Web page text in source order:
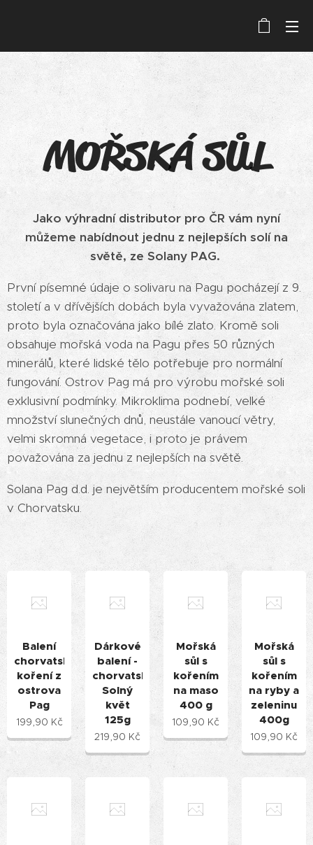
MOŘSKÁ SŮL
Jako výhradní distributor pro ČR vám nyní
můžeme nabídnout jednu z nejlepších solí na
světě, ze Solany PAG.
První písemné údaje o solivaru na Pagu pocházejí z 9.
století a v dřívějších dobách byla vyvažována zlatem,
proto byla označována jako bílé zlato. Kromě soli
obsahuje mořská voda na Pagu přes 50 různých
minerálů, které lidské tělo potřebuje pro normální
fungování. Ostrov Pag má pro výrobu mořské soli
exklusivní podmínky. Mikroklima podnebí, velké
množství slunečných dnů, neustále vanoucí větry,
velmi skromná vegetace, i proto je právem
považována za jednu z nejlepších na světě.
Solana Pag d.d. je největším producentem mořské soli
v Chorvatsku.
Balení
chorvatského
koření z
ostrova
Pag
199,90 Kč
Dárkové
balení -
chorvatský
Solný
květ
125g
219,90 Kč
Mořská
sůl s
kořením
na maso
400 g
109,90 Kč
Mořská
sůl s
kořením
na ryby a
zeleninu
400g
109,90 Kč